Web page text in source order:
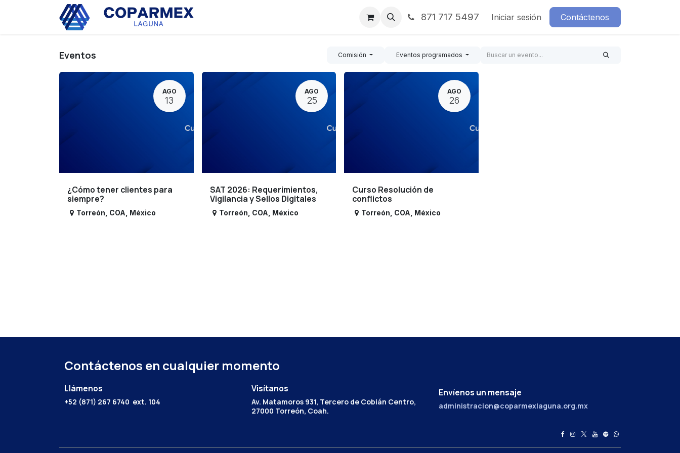
Noticias Contáctenos871 717 5497 Iniciar sesión Contáctenos
Eventos Comisión Eventos programados
AGO
13
¿Cómo tener clientes para
siempre?
Torreón COA México
AGO
25
SAT 2026: Requerimientos,
Vigilancia y Sellos Digitales
Torreón COA México
AGO
26
Curso Resolución de
conflictos
Torreón COA México
Contáctenos en cualquier momento
Llámenos
+52 (871) 267 6740 ext. 104
Envíenos un mensaje
administracion@coparmexlaguna.org.mx
Visítanos
Av. Matamoros 931, Tercero de Cobián Centro,
27000 Torreón, Coah.